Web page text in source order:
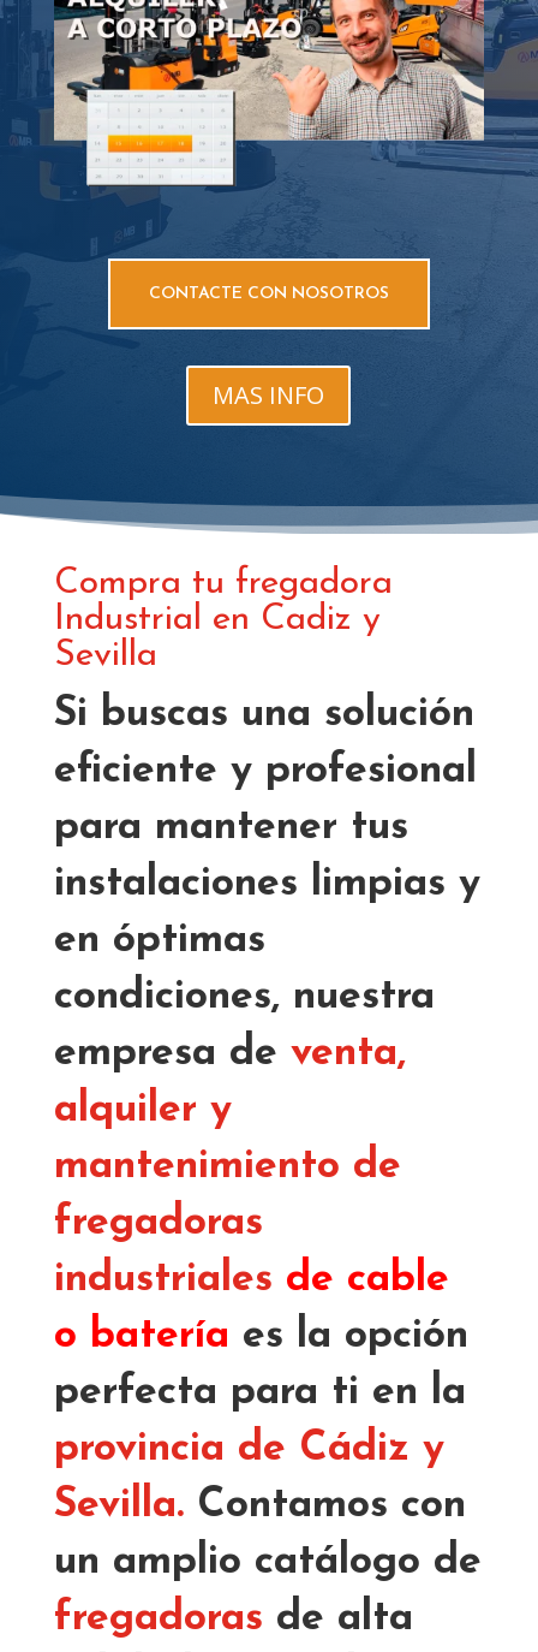
CONTACTE CON NOSOTROS
MAS INFO
Compra tu fregadora
Industrial en Cadiz y
Sevilla
Si buscas una solución
eficiente y profesional
para mantener tus
instalaciones limpias y
en óptimas
condiciones, nuestra
empresa de venta,
alquiler y
mantenimiento de
fregadoras
industriales de cable
o batería es la opción
perfecta para ti en la
provincia de Cádiz y
Sevilla.Contamos con
un amplio catálogo de
fregadoras de alta